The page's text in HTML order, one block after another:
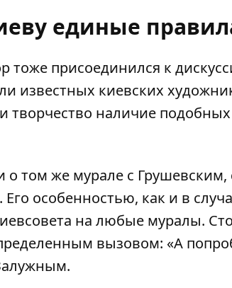
единые
тоже присоединился к
известных киевских
творчество наличие
о том же мурале с Грушевским,
особенностью, как и в
на любые муралы.
вызовом: «А